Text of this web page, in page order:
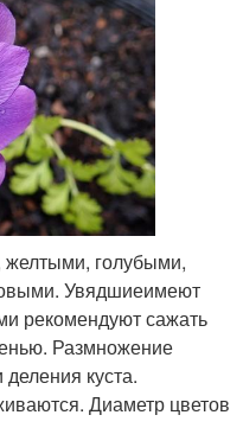
голубыми,
Увядшиеимеют
рекомендуют сажать
Размножение
куста.
Диаметр цветов